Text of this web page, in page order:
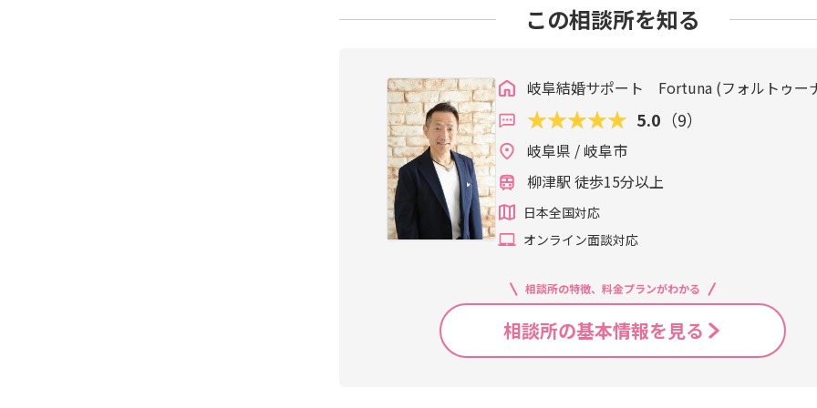
この相談所を知る
岐阜結婚サポート Fortuna (フォルトゥー
5.0 （9）
岐阜県 / 岐阜市
柳津駅 徒歩15分以上
日本全国対応
オンライン面談対応
相談所の特徴、料金プランがわかる
相談所の基本情報を見る